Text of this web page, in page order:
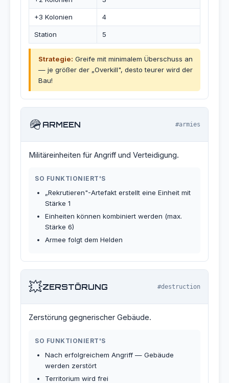
+3 Kolonien 4
Station 5
Strategie: Greife mit minimalem Überschuss an
— je größer der „Overkill", desto teurer wird der
Bau!
🪖 ARMEEN #armies
Militäreinheiten für Angriff und Verteidigung.
SO FUNKTIONIERT'S
„Rekrutieren"-Artefakt erstellt eine Einheit mit
Stärke 1
Einheiten können kombiniert werden (max.
Stärke 6)
Armee folgt dem Helden
💥ZERSTÖRUNG #destruction
Zerstörung gegnerischer Gebäude.
SO FUNKTIONIERT'S
Nach erfolgreichem Angriff — Gebäude
werden zerstört
Territorium wird frei